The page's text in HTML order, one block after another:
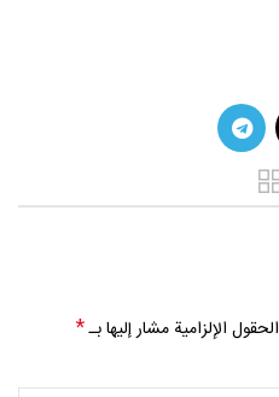
الحقول الإلزامية مشار إليها بـ*